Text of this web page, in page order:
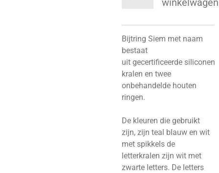
Bijtring Siem met naam
bestaat
uit gecertificeerde siliconen
kralen en twee
onbehandelde houten
ringen.
De kleuren die gebruikt
zijn, zijn teal blauw en wit
met spikkels de
letterkralen zijn wit met
zwarte letters. De letters